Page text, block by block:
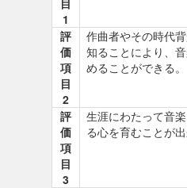
目
1
評
価
項
目
2
作曲者やその時代
知ることにより、
めることができる。
評
価
項
目
3
生涯にわたって音
る心を育むことが出